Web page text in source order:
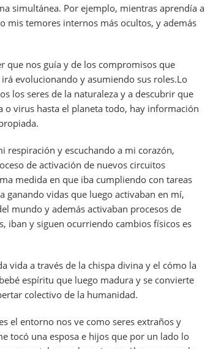
simultánea. Por ejemplo, mientras aprendía a
mis temores internos más ocultos, y además
que nos guía y de los compromisos que
evolucionando y asumiendo sus roles.Lo
los seres de la naturaleza y a descubrir que
o virus hasta el planeta todo, hay información
respiración y escuchando a mi corazón,
de activación de nuevos circuitos
medida en que iba cumpliendo con tareas
vidas que luego activaban en mí,
mundo y además activaban procesos de
iban y siguen ocurriendo cambios físicos es
vida a través de la chispa divina y el cómo la
espíritu que luego madura y se convierte
colectivo de la humanidad.
el entorno nos ve como seres extraños y
tocó una esposa e hijos que por un lado lo